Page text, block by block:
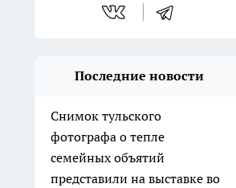
Последние новости
Снимок тульского
фотографа о тепле
семейных объятий
представили на выставке во